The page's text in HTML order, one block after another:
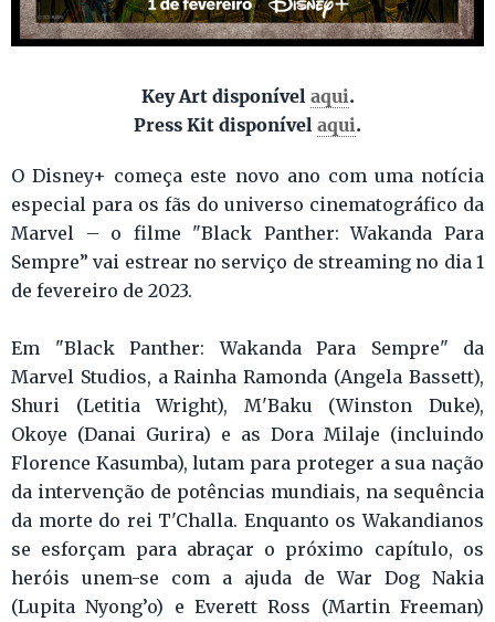
Key Art disponível aqui.
Press Kit disponível aqui.
O Disney+ começa este novo ano com uma notícia
especial para os fãs do universo cinematográfico da
Marvel – o filme "Black Panther: Wakanda Para
Sempre” vai estrear no serviço de streaming no dia 1
de fevereiro de 2023.
Em "Black Panther: Wakanda Para Sempre" da
Marvel Studios, a Rainha Ramonda (Angela Bassett),
Shuri (Letitia Wright), M'Baku (Winston Duke),
Okoye (Danai Gurira) e as Dora Milaje (incluindo
Florence Kasumba), lutam para proteger a sua nação
da intervenção de potências mundiais, na sequência
da morte do rei T'Challa. Enquanto os Wakandianos
se esforçam para abraçar o próximo capítulo, os
heróis unem-se com a ajuda de War Dog Nakia
(Lupita Nyong’o) e Everett Ross (Martin Freeman)